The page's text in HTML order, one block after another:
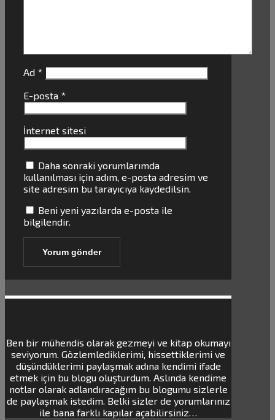
Ad *
E-posta *
İnternet sitesi
Daha sonraki yorumlarımda
kullanılması için adım, e-posta adresim ve
site adresim bu tarayıcıya kaydedilsin.
Beni yeni yazılarda e-posta ile
bilgilendir.
Ben bir mühendis olarak gezmeyi ve kitap okumayı
seviyorum. Gözlemlediklerimi, hissettiklerimi ve
düşündüklerimi paylaşmak adına kendimi ifade
etmek için bu blogu oluşturdum. Aslında kendime
notlar olarak adlandıracağım bu blogumu sizlerle
de paylaşmak istedim. Belki sizler de yorumlarınız
ile bana farklı kapılar açabilirsiniz…